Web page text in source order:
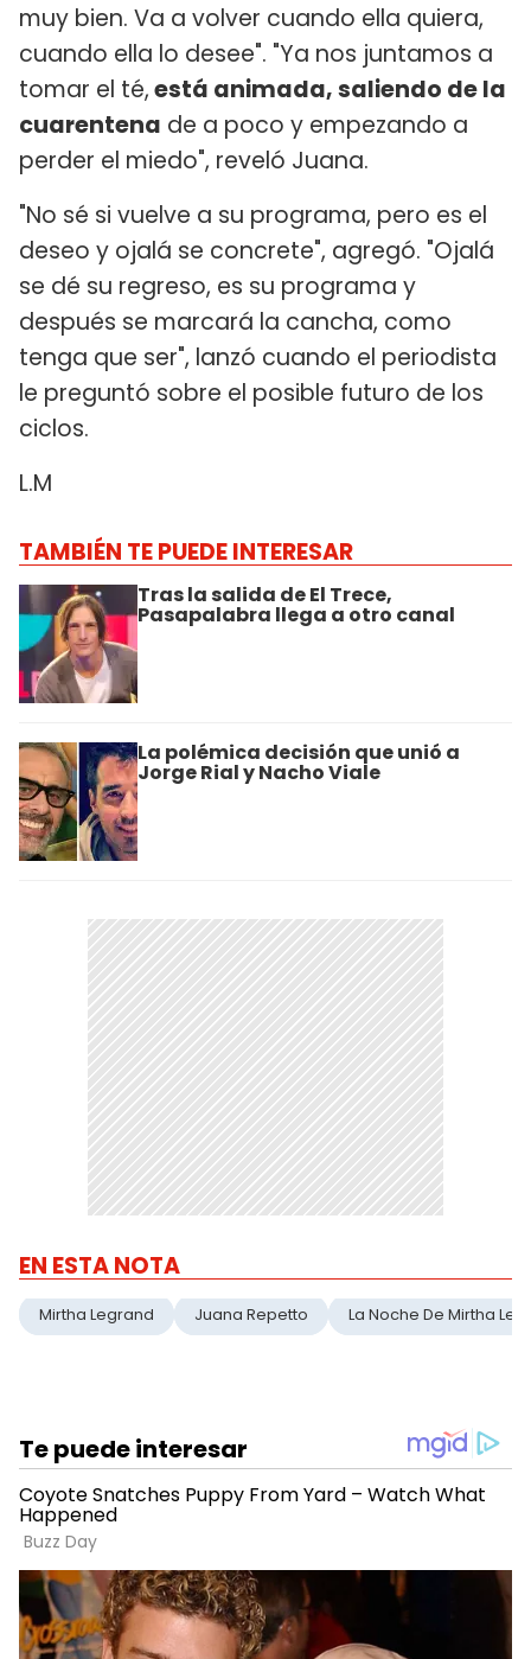
muy bien. Va a volver cuando ella quiera,
cuando ella lo desee". "Ya nos juntamos a
tomar el té,está animada, saliendo de la
cuarentena de a poco y empezando a
perder el miedo", reveló Juana.
"No sé si vuelve a su programa, pero es el
deseo y ojalá se concrete", agregó. "Ojalá
se dé su regreso, es su programa y
después se marcará la cancha, como
tenga que ser", lanzó cuando el periodista
le preguntó sobre el posible futuro de los
ciclos.
L.M
TAMBIÉN TE PUEDE INTERESAR
Tras la salida de El Trece,
Pasapalabra llega a otro canal
La polémica decisión que unió a
Jorge Rial y Nacho Viale
EN ESTA NOTA
Mirtha Legrand Juana Repetto La Noche De Mirtha